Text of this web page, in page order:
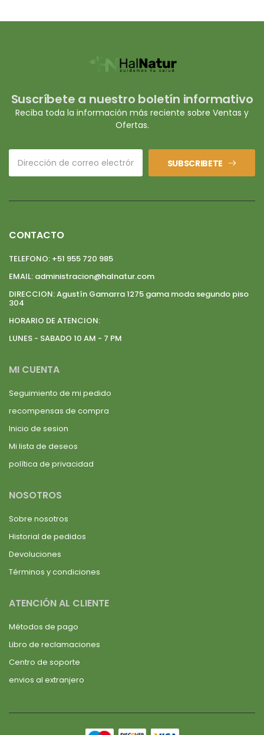
Suscríbete a nuestro boletín informativo
Reciba toda la información más reciente sobre Ventas y
Ofertas.
SUBSCRIBETE
CONTACTO
TELEFONO: +51 955 720 985
EMAIL: administracion@halnatur.com
DIRECCION:Agustín Gamarra 1275 gama moda segundo piso
304
HORARIO DE ATENCION:
LUNES - SABADO 10 AM - 7 PM
MI CUENTA
Seguimiento de mi pedido
recompensas de compra
Inicio de sesion
Mi lista de deseos
política de privacidad
NOSOTROS
Sobre nosotros
Historial de pedidos
Devoluciones
Términos y condiciones
ATENCIÓN AL CLIENTE
Métodos de pago
Libro de reclamaciones
Centro de soporte
envios al extranjero